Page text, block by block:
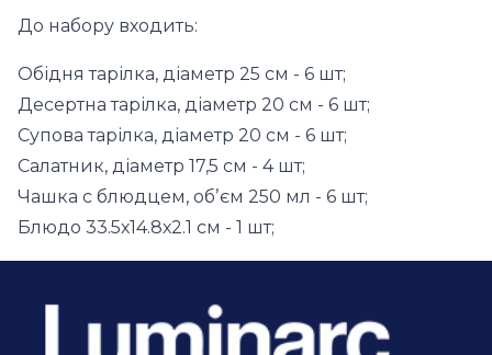
До набору входить:
Обідня тарілка, діаметр 25 см - 6 шт;
Десертна тарілка, діаметр 20 см - 6 шт;
Супова тарілка, діаметр 20 см - 6 шт;
Салатник, діаметр 17,5 см - 4 шт;
Чашка с блюдцем, обʼєм 250 мл - 6 шт;
Блюдо 33.5х14.8х2.1 см - 1 шт;